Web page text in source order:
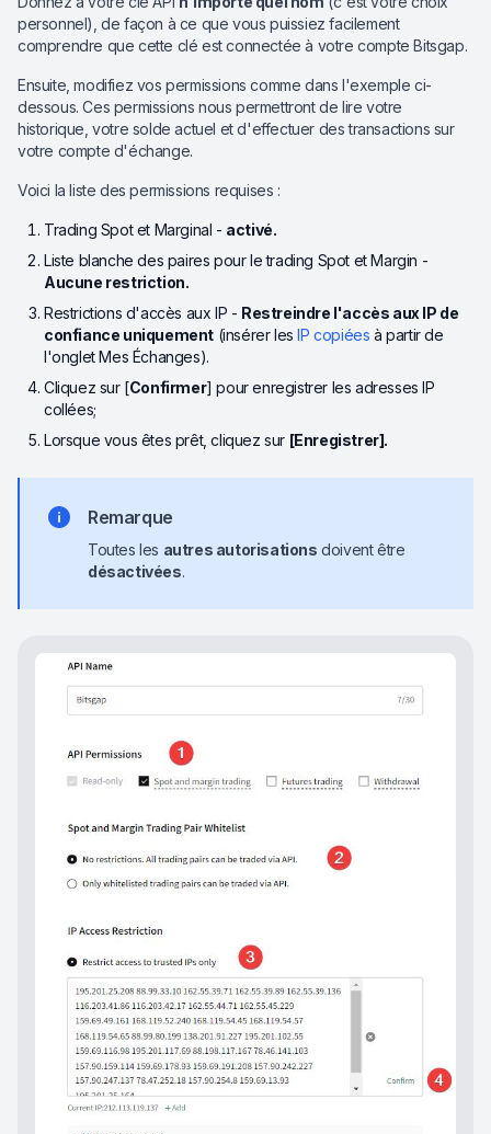
personnel), de façon à ce que vous puissiez facilement
comprendre que cette clé est connectée à votre compte Bitsgap.
Ensuite, modifiez vos permissions comme dans l'exemple ci-
dessous. Ces permissions nous permettront de lire votre
historique, votre solde actuel et d'effectuer des transactions sur
votre compte d'échange.
Voici la liste des permissions requises :
Trading Spot et Marginal - activé.
Liste blanche des paires pour le trading Spot et Margin -
Aucune restriction.
Restrictions d'accès aux IP - Restreindre l'accès aux IP de
confiance uniquement (insérer lesIP copiées à partir de
l'onglet Mes Échanges).
Cliquez sur [Confirmer] pour enregistrer les adresses IP
collées;
Lorsque vous êtes prêt, cliquez sur [Enregistrer].
Remarque
Toutes les autres autorisations doivent être
désactivées.